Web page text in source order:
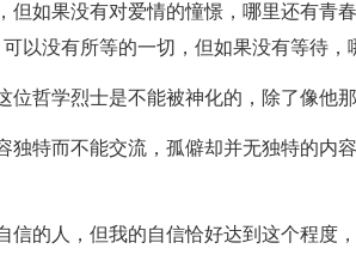
但如果没有对爱情的憧憬，哪里还有青
以没有所等的一切，但如果没有等待，
位哲学烈士是不能被神化的，除了像他
独特而不能交流，孤僻却并无独特的内
信的人，但我的自信恰好达到这个程度